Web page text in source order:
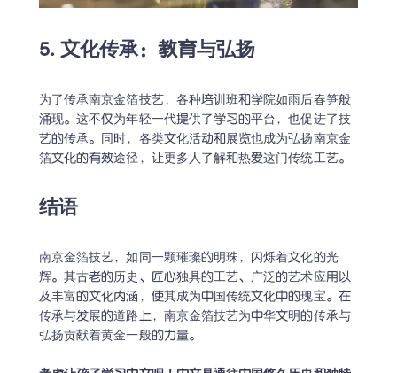
5. 文化传承：教育与弘扬
为了传承南京金箔技艺，各种培训班和学院如雨后春笋般
涌现。这不仅为年轻一代提供了学习的平台，也促进了技
艺的传承。同时，各类文化活动和展览也成为弘扬南京金
箔文化的有效途径，让更多人了解和热爱这门传统工艺。
结语
南京金箔技艺，如同一颗璀璨的明珠，闪烁着文化的光
辉。其古老的历史、匠心独具的工艺、广泛的艺术应用以
及丰富的文化内涵，使其成为中国传统文化中的瑰宝。在
传承与发展的道路上，南京金箔技艺为中华文明的传承与
弘扬贡献着黄金一般的力量。